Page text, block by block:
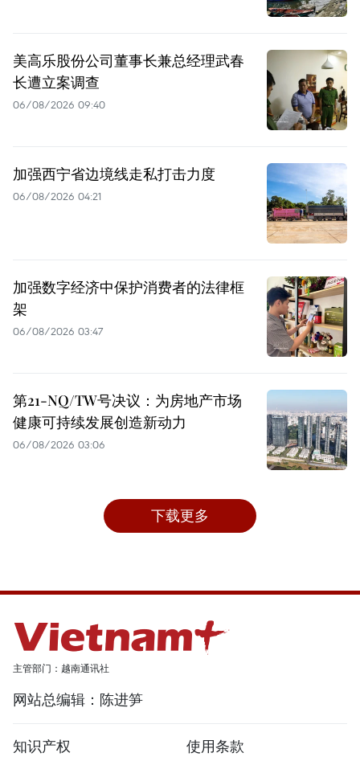
美高乐股份公司董事长兼总经理武春
长遭立案调查
06/08/2026 09:40
加强西宁省边境线走私打击力度
06/08/2026 04:21
加强数字经济中保护消费者的法律框
架
06/08/2026 03:47
第21-NQ/TW号决议：为房地产市场
健康可持续发展创造新动力
06/08/2026 03:06
下载更多
主管部门：越南通讯社
网站总编辑：陈进笋
知识产权 使用条款